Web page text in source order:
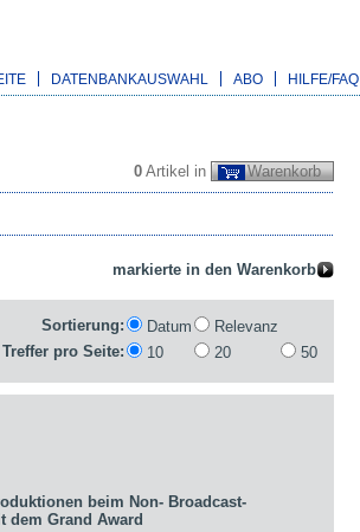
DATENBANKAUSWAHL ABO HILFE/FAQ
0 Artikel in Warenkorb
Sortierung: Datum
Relevanz
Treffer pro Seite:
10 20 50
beim Non- Broadcast-
dem Grand Award